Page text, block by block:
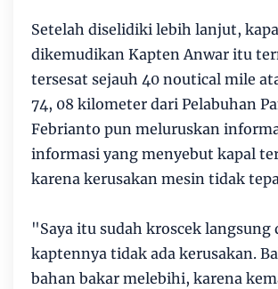
Setelah diselidiki lebih lanjut,
dikemudikan Kapten Anwar itu
tersesat sejauh 40 noutical mile
74, 08 kilometer dari Pelabuhan
Febrianto pun meluruskan
informasi yang menyebut kapal
karena kerusakan mesin tidak
"Saya itu sudah kroscek langsung
kaptennya tidak ada kerusakan.
bahan bakar melebihi, karena